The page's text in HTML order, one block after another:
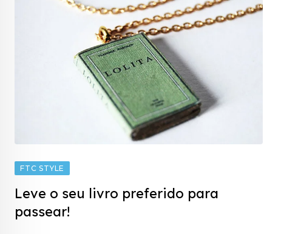
FTC STYLE
Leve o seu livro preferido para
passear!